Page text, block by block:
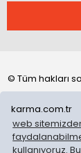
karma.com.tr
web
kullanıyoruz.
© Tüm hakları